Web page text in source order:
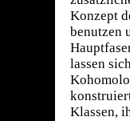
Konzept
benutzen
lassen
Klassen,